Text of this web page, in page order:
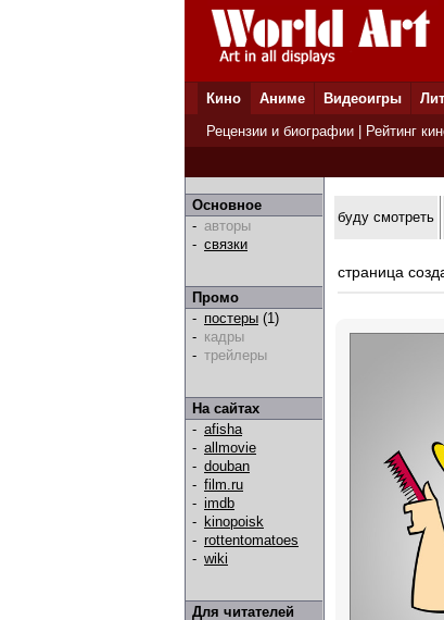
Кино Аниме Видеоигры
Рецензии и биографии
Рейтинг
Основное
- авторы
- связки
Промо
- постеры (1)
- кадры
- трейлеры
На сайтах
- afisha
- allmovie
- douban
- film.ru
- imdb
- kinopoisk
- rottentomatoes
- wiki
Для читателей
буду смотреть
страница